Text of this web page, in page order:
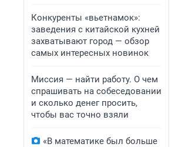
Конкуренты «вьетнамок»:
заведения с китайской кухней
захватывают город — обзор
самых интересных новинок
Миссия — найти работу. О чем
спрашивать на собеседовании
и сколько денег просить,
чтобы вас точно взяли
«В математике был больше